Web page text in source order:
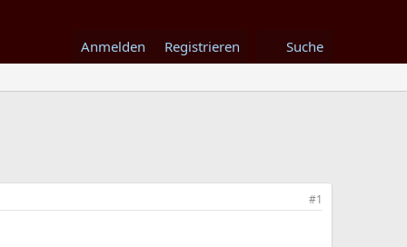
Anmelden Registrieren Suche
#1